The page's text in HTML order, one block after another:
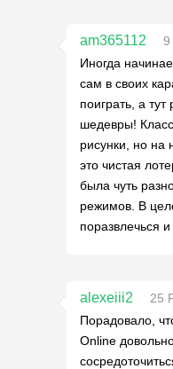
am365112
9
Иногда
сам в своих
поиграть, а
шедевры!
рисунки, но на
это чистая
была чуть
режимов. В
поразвлечься
alexeiii2
25
Порадовало,
Online